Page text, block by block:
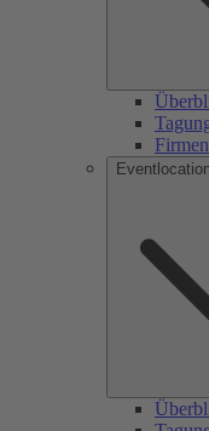
Firmen